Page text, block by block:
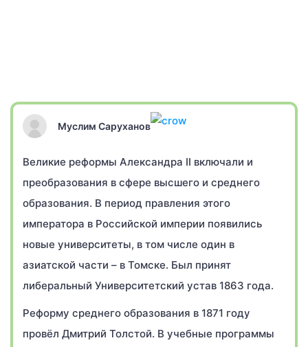
Муслим Саруханов
Великие реформы Александра II включали и
преобразования в сфере высшего и среднего
образования. В период правления этого
императора в Российской империи появились
новые университеты, в том числе один в
азиатской части – в Томске. Был принят
либеральный Университетский устав 1863 года.
Реформу среднего образования в 1871 году
провёл Дмитрий Толстой. В учебные программы